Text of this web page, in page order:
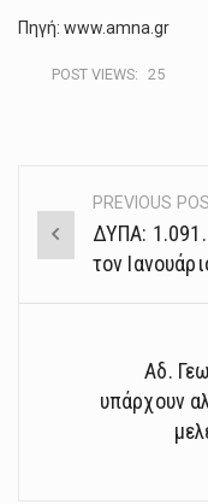
Πηγή: www.amna.gr
POST VIEWS: 25
Post
navigation
PREVIOUS
ΔΥΠΑ:
τον
Αδ.
υπάρχουν